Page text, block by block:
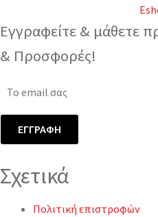
Εγγραφείτε & μάθετε
& Προσφορές!
Σχετικά
Πολιτική επιστροφών